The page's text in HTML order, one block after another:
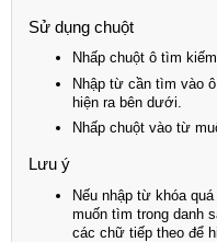
Sử dụng chuột
Nhấp chuột ô tìm
Nhập từ cần tìm vào
hiện ra bên dưới.
Nhấp chuột vào từ
Lưu ý
Nếu nhập từ khóa
muốn tìm trong danh
các chữ tiếp theo để